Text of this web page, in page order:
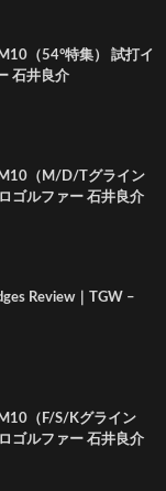
（54°特集） 試打イ
石井良介
（M/D/Tグライン
ゴルファー 石井良介
Review｜TGW –
（F/S/Kグライン
ゴルファー 石井良介